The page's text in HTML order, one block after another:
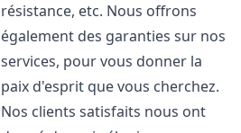
résistance, etc. Nous offrons
également des garanties sur nos
services, pour vous donner la
paix d'esprit que vous cherchez.
Nos clients satisfaits nous ont